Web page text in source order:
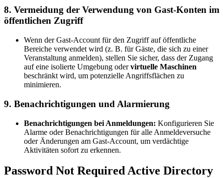
8. Vermeidung der Verwendung von Gast-Konten im
öffentlichen Zugriff
Wenn der Gast-Account für den Zugriff auf öffentliche
Bereiche verwendet wird (z. B. für Gäste, die sich zu einer
Veranstaltung anmelden), stellen Sie sicher, dass der Zugang
auf eine isolierte Umgebung odervirtuelle Maschinen
beschränkt wird, um potenzielle Angriffsflächen zu
minimieren.
9. Benachrichtigungen und Alarmierung
Benachrichtigungen bei Anmeldungen: Konfigurieren Sie
Alarme oder Benachrichtigungen für alle Anmeldeversuche
oder Änderungen am Gast-Account, um verdächtige
Aktivitäten sofort zu erkennen.
Password Not Required Active Directory